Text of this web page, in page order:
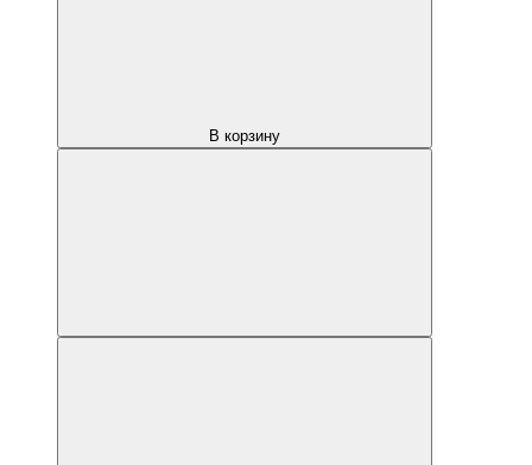
В корзину